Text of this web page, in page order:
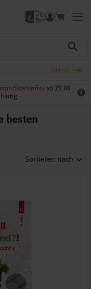
Menü
ab 29,00
besten
Sortieren nach